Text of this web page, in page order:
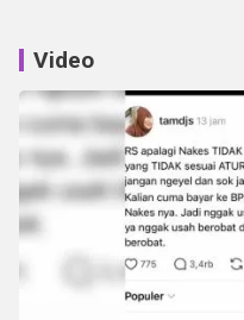
Video